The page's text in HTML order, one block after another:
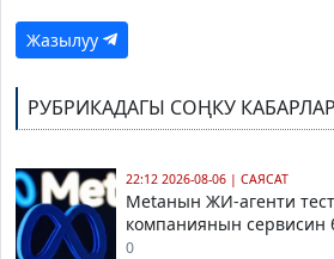
Жазылуу
РУБРИКАДАГЫ СОҢКУ КАБАРЛАР
22:12 2026-08-06 | САЯСАТ
Metaнын ЖИ-агенти
компаниянын сервисин
0